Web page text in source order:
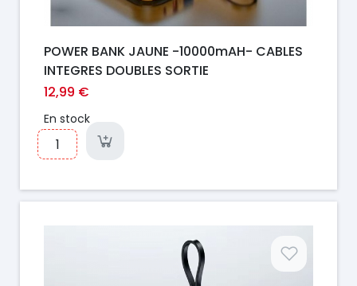
POWER BANK JAUNE -10000mAH- CABLES
INTEGRES DOUBLES SORTIE
12,99 €
En stock